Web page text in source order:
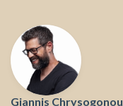
Giannis Chrysogonou